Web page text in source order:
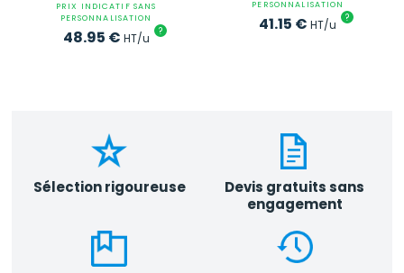
PRIX INDICATIF SANS
PERSONNALISATION
48.95 € HT/u ?
PERSONNALISATION
41.15 € HT/u ?
Sélection rigoureuse
Devis gratuits sans
engagement